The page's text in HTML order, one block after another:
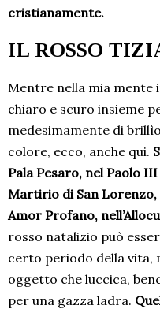
cristianamente.
IL ROSSO
Mentre nella mia mente
chiaro e scuro insieme
medesimamente di
colore, ecco, anche qui.
Pala Pesaro, nel Paolo
Martirio di San Lorenzo,
Amor Profano,
rosso natalizio può
certo periodo della vita,
oggetto che luccica,
per una gazza ladra.